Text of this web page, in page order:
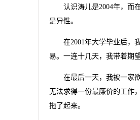
认识涛儿是2004年，而在
是异性。
在2001年大学毕业后，我
易。一连十几天，我带着期
在最后一天，我被一家欲
无法求得一份最廉价的工作
拖了起来。